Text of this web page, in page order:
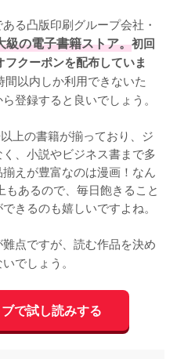
る凸版印刷グループ会社・
級の電子書籍ストア。初回
クーポンを配布していま
以内しか利用できないた
登録すると良いでしょう。
上の書籍が揃っており、ジ
、小説やビジネス書まで多
えが豊富なのは漫画！なん
あるので、毎日飽きること
きるのも嬉しいですよね。
点ですが、読む作品を決め
でしょう。
で試し読みする